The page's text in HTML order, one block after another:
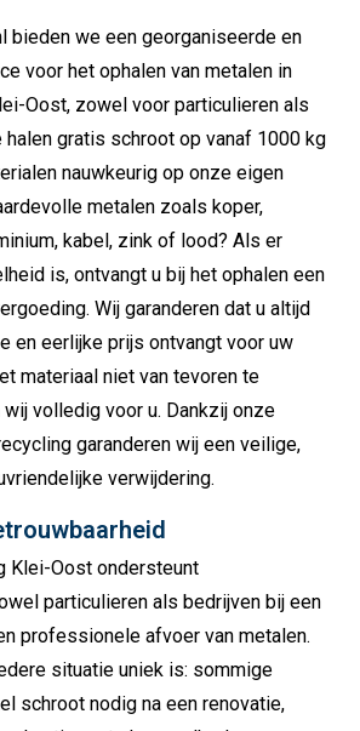
bieden we een georganiseerde en
voor het ophalen van metalen in
Oost, zowel voor particulieren als
halen gratis schroot op vanaf 1000 kg
nauwkeurig op onze eigen
metalen zoals koper,
kabel, zink of lood? Als er
is, ontvangt u bij het ophalen een
Wij garanderen dat u altijd
en eerlijke prijs ontvangt voor uw
materiaal niet van tevoren te
volledig voor u. Dankzij onze
garanderen wij een veilige,
verwijdering.
Klei-Oost ondersteunt
particulieren als bedrijven bij een
professionele afvoer van metalen.
situatie uniek is: sommige
schroot nodig na een renovatie,